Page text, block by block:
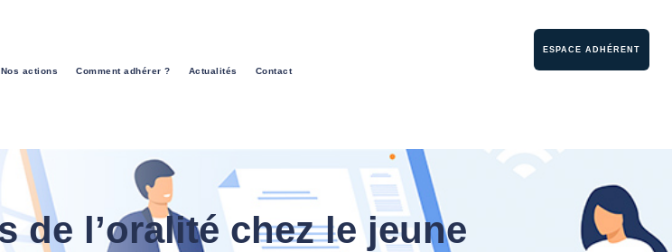
Nos actions Comment adhérer ? Actualités Contact
ESPACE ADHÉRENT
de l’oralité chez le jeune